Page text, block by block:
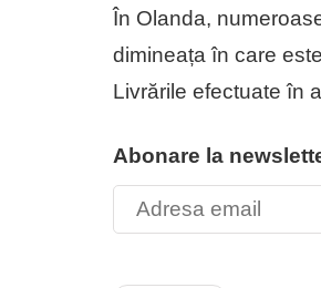
În Olanda,
dimineața în care
Livrările efectuate în
Abonare la